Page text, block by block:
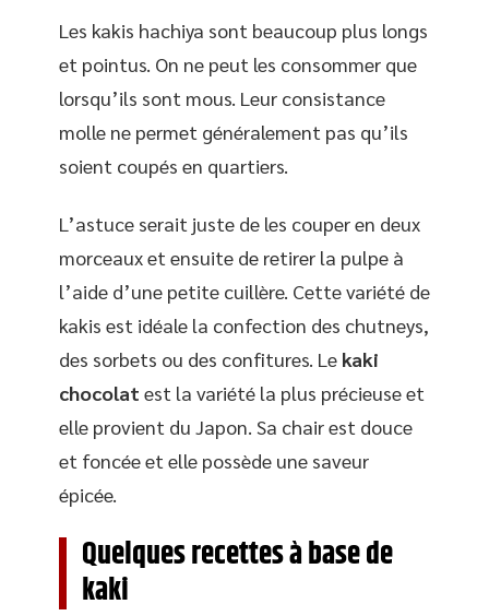
Les kakis hachiya sont beaucoup plus longs
et pointus. On ne peut les consommer que
lorsqu’ils sont mous. Leur consistance
molle ne permet généralement pas qu’ils
soient coupés en quartiers.
L’astuce serait juste de les couper en deux
morceaux et ensuite de retirer la pulpe à
l’aide d’une petite cuillère. Cette variété de
kakis est idéale la confection des chutneys,
des sorbets ou des confitures. Le kaki
chocolat est la variété la plus précieuse et
elle provient du Japon. Sa chair est douce
et foncée et elle possède une saveur
épicée.
Quelques recettes à base de
kaki